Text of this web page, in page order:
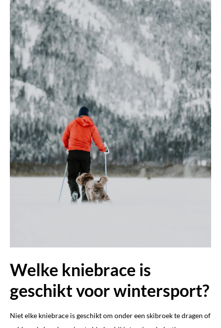
Welke kniebrace is
geschikt voor wintersport?
Niet elke kniebrace is geschikt om onder een skibroek te dragen of